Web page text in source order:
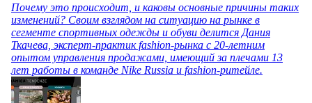
Почему это происходит, и каковы основные причины таких
изменений? Своим взглядом на ситуацию на рынке в
сегменте спортивных одежды и обуви делится Дания
Ткачева, эксперт-практик fashion-рынка с 20-летним
опытом управления продажами, имеющий за плечами 13
лет работы в команде Nike Russia и fashion-ритейле.